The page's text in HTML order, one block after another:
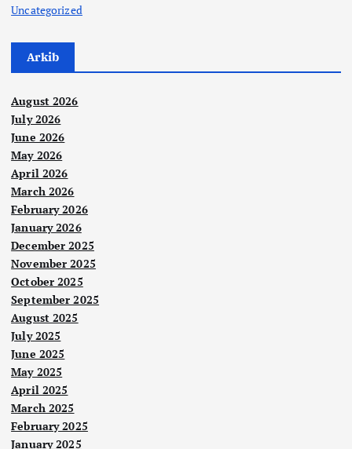
Uncategorized
Arkib
August 2026
July 2026
June 2026
May 2026
April 2026
March 2026
February 2026
January 2026
December 2025
November 2025
October 2025
September 2025
August 2025
July 2025
June 2025
May 2025
April 2025
March 2025
February 2025
January 2025